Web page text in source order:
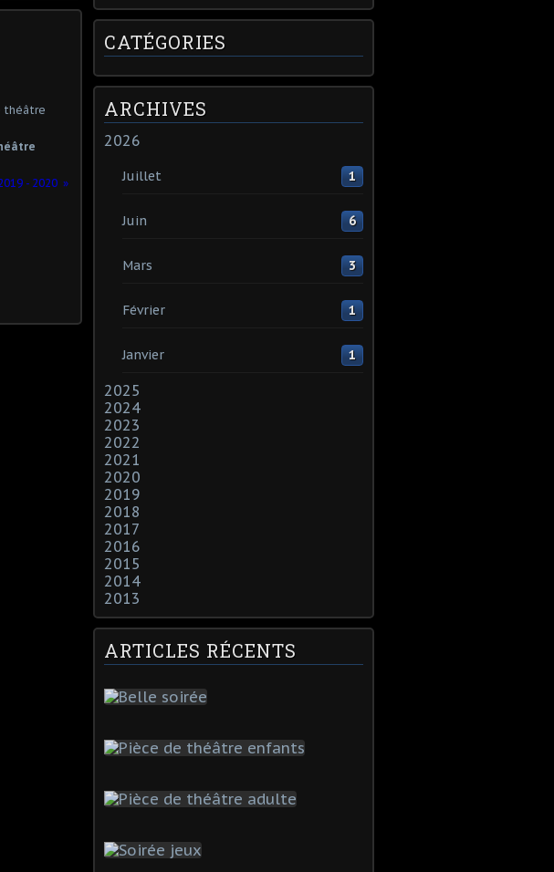
- 2020
CATÉGORIES
ARCHIVES
2026
Juillet 1
Juin 6
Mars 3
Février 1
Janvier 1
2025
2024
2023
2022
2021
2020
2019
2018
2017
2016
2015
2014
2013
ARTICLES RÉCENTS